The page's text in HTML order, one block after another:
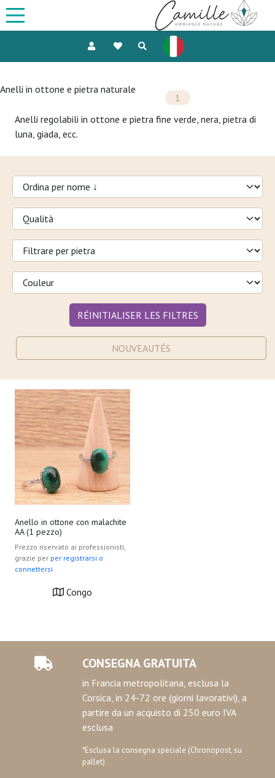
Anelli in ottone e pietra naturale
1
Anelli regolabili in ottone e pietra fine verde, nera, pietra di
luna, giada, ecc.
RÉINITIALISER LES FILTRES
NOUVEAUTÉS
Anello in ottone con malachite
AA (1 pezzo)
Prezzo riservato ai professionisti,
grazie per per registrarsi o
connettersi
Congo
CONSEGNA GRATUITA
in Francia metropolitana, esclusa la
Corsica, in 24-72 ore (giorni lavorativi), a
partire da un acquisto di 250 euro IVA
esclusa
*Esclusa la consegna speciale (Chronopost, su
pallet)